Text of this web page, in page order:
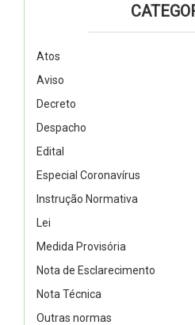
Atos
Aviso
Decreto
Despacho
Edital
Especial Coronavírus
Instrução Normativa
Lei
Medida Provisória
Nota de Esclarecimento
Nota Técnica
Outras normas